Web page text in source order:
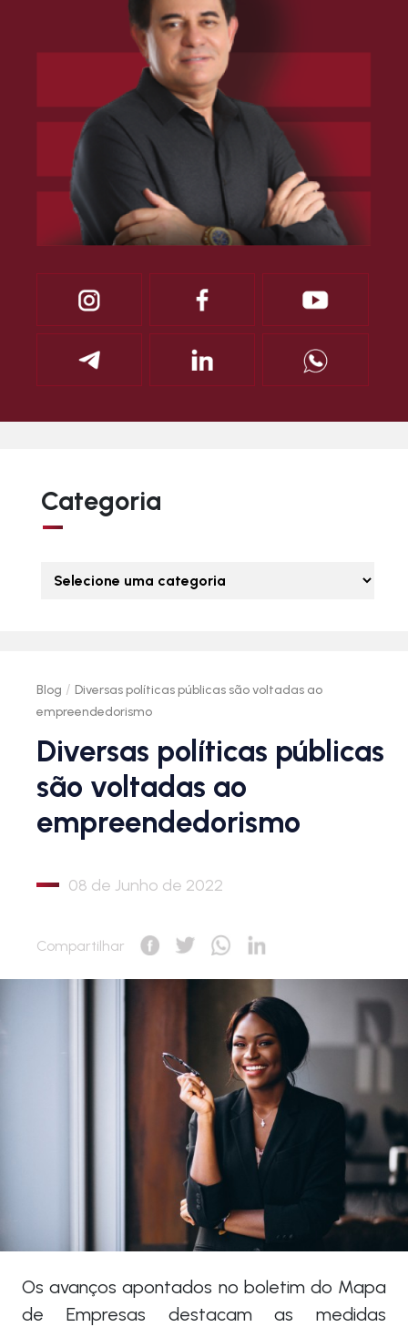
Blog / Diversas políticas públicas são voltadas ao
empreendedorismo
Diversas políticas públicas
são voltadas ao
empreendedorismo
08 de Junho de 2022
Compartilhar
Os avanços apontados no boletim do Mapa
de Empresas destacam as medidas
Categoria